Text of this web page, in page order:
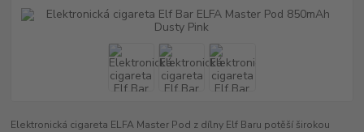
Elektronická cigareta ELFA Master Pod z dílny Elf Baru potěší širokou